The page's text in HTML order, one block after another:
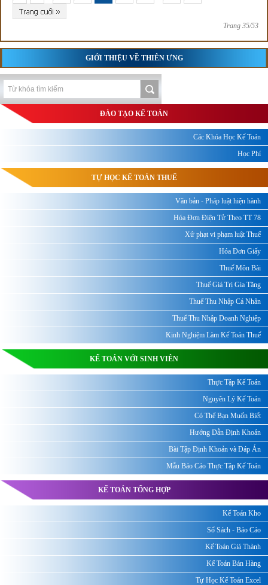
Trang 35/53
GIỚI THIỆU VỀ THIÊN ƯNG
ĐÀO TẠO KẾ TOÁN
Các Khóa Học Kế Toán
Học Phí
TỰ HỌC KẾ TOÁN THUẾ
Văn bản - Pháp luật hiện hành
Hóa Đơn Điện Tử Theo TT 78
Xử phạt vi phạm luật Thuế
Hóa Đơn Giấy
Thuế Môn Bài
Thuế Giá Trị Gia Tăng
Thuế Thu Nhập Cá Nhân
Thuế Thu Nhập Doanh Nghiệp
Kinh Nghiệm Làm Kế Toán Thuế
KẾ TOÁN VỚI SINH VIÊN
Thực Tập Kế Toán
Nguyên Lý Kế Toán
Có Thể Bạn Muốn Biết
Hướng Dẫn Định Khoản
Bài Tập Định Khoản và Đáp Án
Mẫu Báo Cáo Thực Tập Kế Toán
KẾ TOÁN TỔNG HỢP
Kế Toán Kho
Sổ Sách - Báo Cáo
Kế Toán Giá Thành
Kế Toán Bán Hàng
Tự Học Kế Toán Excel